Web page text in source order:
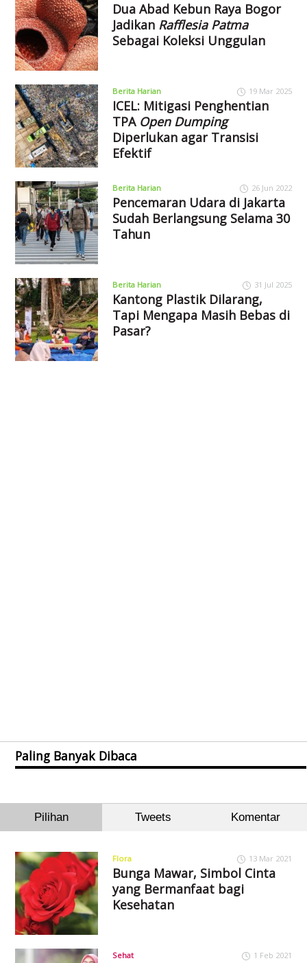
Dua Abad Kebun Raya Bogor
Jadikan Rafflesia Patma
Sebagai Koleksi Unggulan
Berita Harian 19 Mar 2025
ICEL: Mitigasi Penghentian
TPA Open Dumping
Diperlukan agar Transisi
Efektif
Berita Harian 26 Jun 2022
Pencemaran Udara di Jakarta
Sudah Berlangsung Selama 30
Tahun
Berita Harian 31 Jul 2025
Kantong Plastik Dilarang,
Tapi Mengapa Masih Bebas di
Pasar?
Paling Banyak Dibaca
Pilihan Tweets Komentar
Flora 13 Mar 2021
Bunga Mawar, Simbol Cinta
yang Bermanfaat bagi
Kesehatan
Sehat 1 Feb 2021